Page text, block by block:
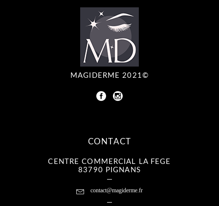
MAGIDERME 2021©
CONTACT
CENTRE COMMERCIAL LA FEGE
83790 PIGNANS
contact@magiderme.fr